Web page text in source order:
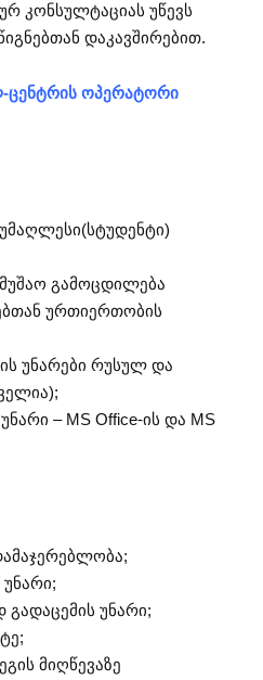
კონსულტაციას უწევს
დაკავშირებით.
ცენტრის ოპერატორი
გამოცდილება
ურთიერთობის
უნარები რუსულ და
– MS Office-ის და MS
უნარი;
უნარი;
მიღწევაზე